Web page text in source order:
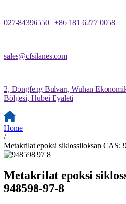
027-84396550 | +86 181 6277 0058
sales@cfsilanes.com
2, Dongfeng Bulvarı, Wuhan
Bölgesi, Hubei Eyaleti
Home
/
Metakrilat epoksi siklossiloksan CAS:
Metakrilat epoksi
948598-97-8